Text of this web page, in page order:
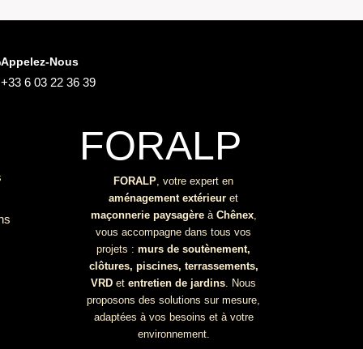
Appelez-Nous
+33 6 03 22 36 39
FORALP
FORALP, votre expert en
aménagement extérieur et
maçonnerie paysagèreà Chênex,
vous accompagne dans tous vos
projets :murs de soutènement,
clôtures, piscines, terrassements,
VRDetentretien de jardins. Nous
proposons des solutions sur mesure,
adaptées à vos besoins et à votre
environnement.